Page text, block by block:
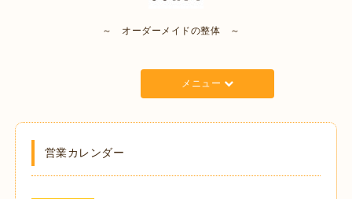
～ オーダーメイドの整体 ～
メニュー
営業カレンダー